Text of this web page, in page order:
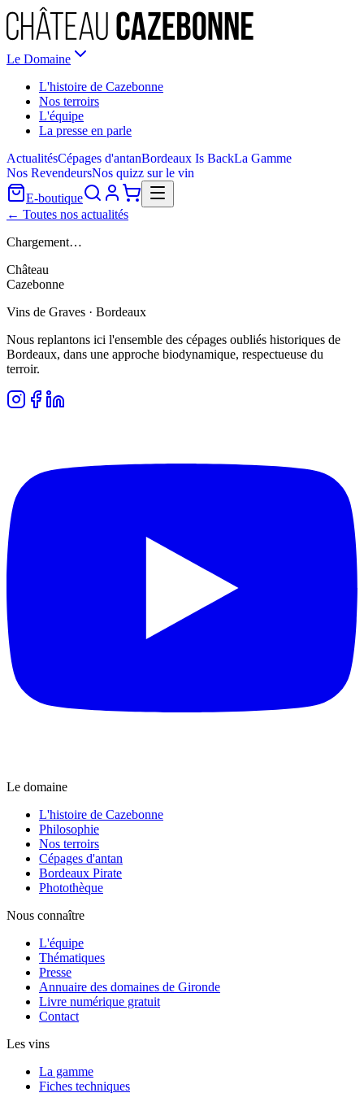
Le Domaine
L'histoire de Cazebonne
Nos terroirs
L'équipe
La presse en parle
ActualitésCépages d'antanBordeaux Is BackLa Gamme
Nos RevendeursNos quizz sur le vin
E-boutique
← Toutes nos actualités
Chargement…
Château
Cazebonne
Vins de Graves · Bordeaux
Nous replantons ici l'ensemble des cépages oubliés historiques de
Bordeaux, dans une approche biodynamique, respectueuse du
terroir.
Le domaine
L'histoire de Cazebonne
Philosophie
Nos terroirs
Cépages d'antan
Bordeaux Pirate
Photothèque
Nous connaître
L'équipe
Thématiques
Presse
Annuaire des domaines de Gironde
Livre numérique gratuit
Contact
Les vins
La gamme
Fiches techniques